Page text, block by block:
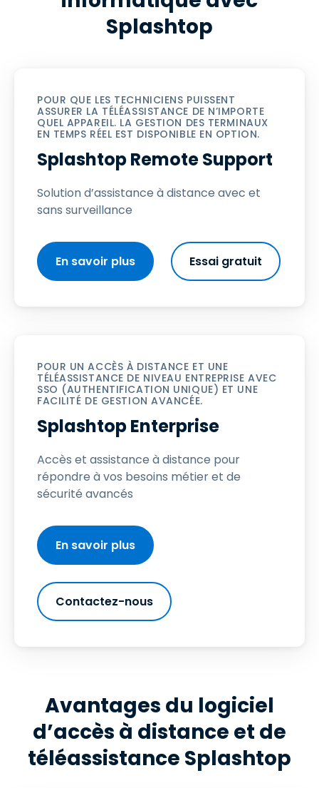
Splashtop
POUR QUE LES TECHNICIENS PUISSENT
ASSURER LA TÉLÉASSISTANCE DE N’IMPORTE
QUEL APPAREIL. LA GESTION DES TERMINAUX
EN TEMPS RÉEL EST DISPONIBLE EN OPTION.
Splashtop Remote Support
Solution d’assistance à distance avec et
sans surveillance
En savoir plus Essai gratuit
POUR UN ACCÈS À DISTANCE ET UNE
TÉLÉASSISTANCE DE NIVEAU ENTREPRISE AVEC
SSO (AUTHENTIFICATION UNIQUE) ET UNE
FACILITÉ DE GESTION AVANCÉE.
Splashtop Enterprise
Accès et assistance à distance pour
répondre à vos besoins métier et de
sécurité avancés
En savoir plus
Contactez-nous
Avantages du logiciel
d’accès à distance et de
téléassistance Splashtop